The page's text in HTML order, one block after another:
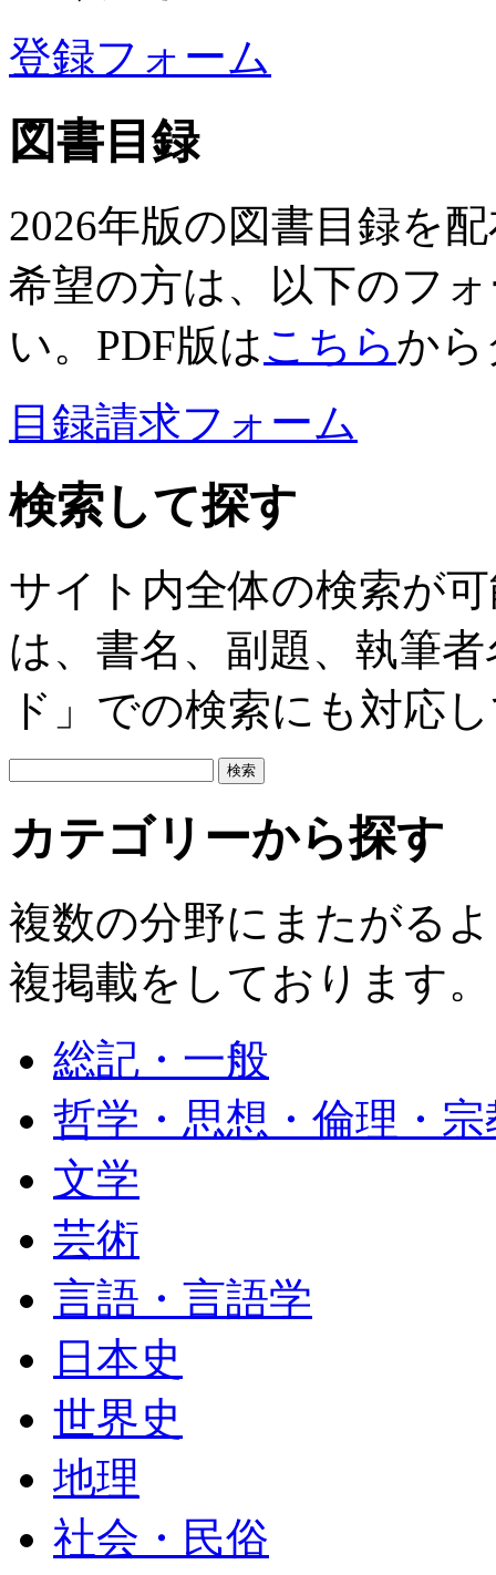
登録フォーム
図書目録
2026年版の図書目録を
希望の方は、以下のフ
い。PDF版はこちらか
目録請求フォーム
検索して探す
サイト内全体の検索が
は、書名、副題、執筆
ド」での検索にも対応
カテゴリーから探す
複数の分野にまたがる
複掲載をしております。
総記・一般
哲学・思想・倫理・宗
文学
芸術
言語・言語学
日本史
世界史
地理
社会・民俗